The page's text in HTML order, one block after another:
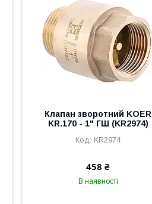
Клапан зворотний KOER
KR.170 - 1" ГШ (KR2974)
KR2974
458 ₴
В наявності